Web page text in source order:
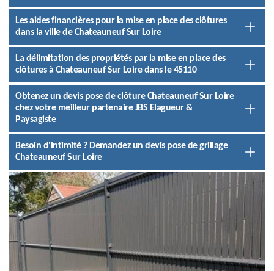
Les aides financières pour la mise en place des clôtures
dans la ville de Chateauneuf Sur Loire
La délimitation des propriétés par la mise en place des
clôtures à Chateauneuf Sur Loire dans le 45110
Obtenez un devis pose de clôture Chateauneuf Sur Loire
chez votre meilleur partenaire JBS Elagueur &
Paysagiste
Besoin d'intimité ? Demandez un devis pose de grillage
Chateauneuf Sur Loire